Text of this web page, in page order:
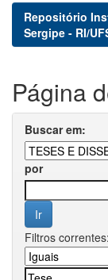
Repositório
Sergipe - RI/
Página
Buscar em:
por
Filtros correntes: